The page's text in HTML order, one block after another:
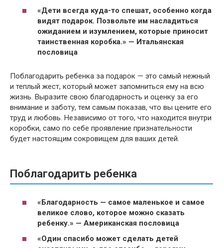
«Дети всегда куда-то спешат, особенно когда
видят подарок. Позвольте им насладиться
ожиданием и изумлением, которые приносит
таинственная коробка.» — Итальянская
пословица
Поблагодарить ребенка за подарок — это самый нежный
и теплый жест, который может запомниться ему на всю
жизнь. Выразите свою благодарность и оценку за его
внимание и заботу, тем самым показав, что вы цените его
труд и любовь. Независимо от того, что находится внутри
коробки, само по себе проявление признательности
будет настоящим сокровищем для ваших детей.
Поблагодарить ребенка
«Благодарность — самое маленькое и самое
великое слово, которое можно сказать
ребенку.» — Американская пословица
«Один спасибо может сделать детей